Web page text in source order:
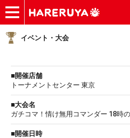
ショップ
買取
記事
デッキ検索
デッキ構築
選手一覧
店舗一覧
イベント
ヘルプ
お問い合わせ ログイン／会
イベント・大会
■開催店舗
トーナメントセンター 東京
■大会名
ガチコマ！情け無用コマンダー 18時
■開催日時